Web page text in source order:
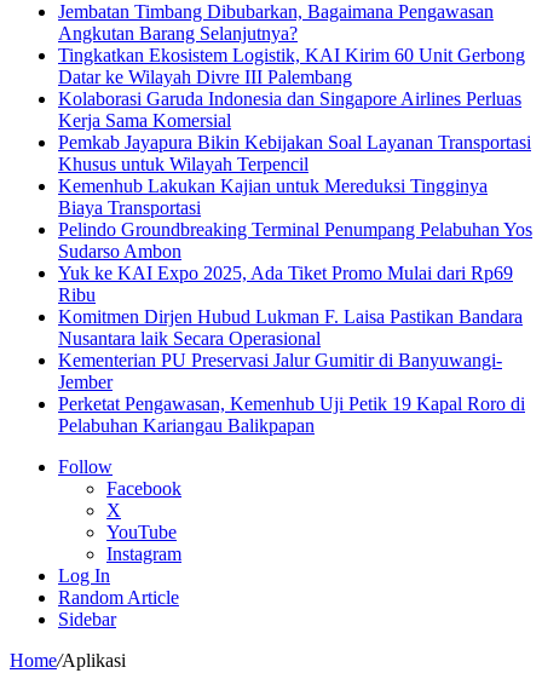
Jembatan Timbang Dibubarkan, Bagaimana Pengawasan
Angkutan Barang Selanjutnya?
Tingkatkan Ekosistem Logistik, KAI Kirim 60 Unit Gerbong
Datar ke Wilayah Divre III Palembang
Kolaborasi Garuda Indonesia dan Singapore Airlines Perluas
Kerja Sama Komersial
Pemkab Jayapura Bikin Kebijakan Soal Layanan Transportasi
Khusus untuk Wilayah Terpencil
Kemenhub Lakukan Kajian untuk Mereduksi Tingginya
Biaya Transportasi
Pelindo Groundbreaking Terminal Penumpang Pelabuhan Yos
Sudarso Ambon
Yuk ke KAI Expo 2025, Ada Tiket Promo Mulai dari Rp69
Ribu
Komitmen Dirjen Hubud Lukman F. Laisa Pastikan Bandara
Nusantara laik Secara Operasional
Kementerian PU Preservasi Jalur Gumitir di Banyuwangi-
Jember
Perketat Pengawasan, Kemenhub Uji Petik 19 Kapal Roro di
Pelabuhan Kariangau Balikpapan
Follow
Facebook
X
YouTube
Instagram
Log In
Random Article
Sidebar
Home/Aplikasi